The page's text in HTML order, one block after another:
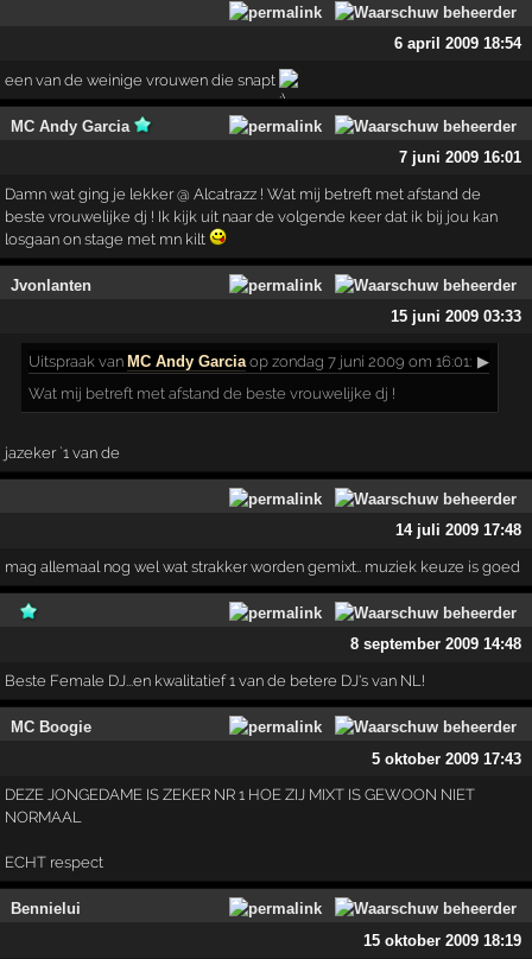
6 april 2009 18:54
een van de weinige vrouwen die snapt
MC Andy Garcia
7 juni 2009 16:01
Damn wat ging je lekker @ Alcatrazz ! Wat mij betreft met afstand de
beste vrouwelijke dj ! Ik kijk uit naar de volgende keer dat ik bij jou kan
losgaan on stage met mn kilt
Jvonlanten
15 juni 2009 03:33
Uitspraak van MC Andy Garciaop zondag 7 juni 2009 om 16:01: ▶
Wat mij betreft met afstand de beste vrouwelijke dj !
jazeker `1 van de
14 juli 2009 17:48
mag allemaal nog wel wat strakker worden gemixt.. muziek keuze is goed
8 september 2009 14:48
Beste Female DJ...en kwalitatief 1 van de betere DJ's van NL!
MC Boogie
5 oktober 2009 17:43
DEZE JONGEDAME IS ZEKER NR 1 HOE ZIJ MIXT IS GEWOON NIET
NORMAAL
ECHT respect
Bennielui
15 oktober 2009 18:19